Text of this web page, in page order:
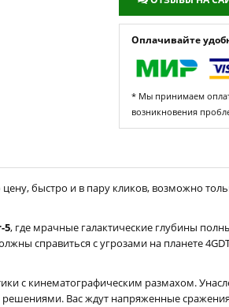
Оплачивайте
* Мы принимаем
возникновения
быстро и в пару кликов, возможно
5, где мрачные галактические глубины
справиться с угрозами на планете
с кинематографическим размахом.
Вас ждут напряженные